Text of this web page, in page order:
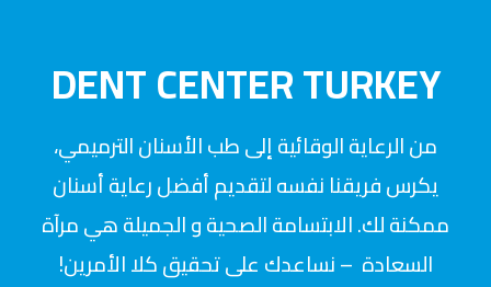
DENT CENTER TURKEY
من الرعاية الوقائية إلى طب الأسنان الترميمي،
يكرس فريقنا نفسه لتقديم أفضل رعاية أسنان
ممكنة لك. الابتسامة الصحية و الجميلة هي مرآة
السعادة – نساعدك على تحقيق كلا الأمرين!